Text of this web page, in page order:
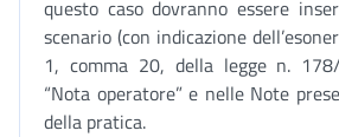
questo caso dovranno essere
scenario (con indicazione
1, comma 20, della legge n.
“Nota operatore” e nelle Note
della pratica.